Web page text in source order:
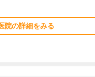
院の詳細をみる